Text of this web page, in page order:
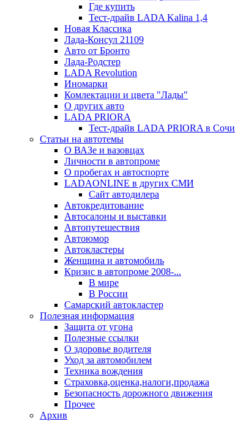
Где купить
Тест-драйв LADA Kalina 1,4
Новая Классика
Лада-Консул 21109
Авто от Бронто
Лада-Родстер
LADA Revolution
Иномарки
Комлектации и цвета "Лады"
О других авто
LADA PRIORA
Тест-драйв LADA PRIORA в Сочи
Статьи на автотемы
О ВАЗе и вазовцах
Личности в автопроме
О пробегах и автоспорте
LADAONLINE в других СМИ
Сайт автодилера
Автокредитование
Автосалоны и выставки
Автопутешествия
Автоюмор
Автокластеры
Женщина и автомобиль
Кризис в автопроме 2008-...
В мире
В России
Самарский автокластер
Полезная информация
Защита от угона
Полезные ссылки
О здоровье водителя
Уход за автомобилем
Техника вождения
Страховка,оценка,налоги,продажа
Безопасность дорожного движения
Прочее
Архив